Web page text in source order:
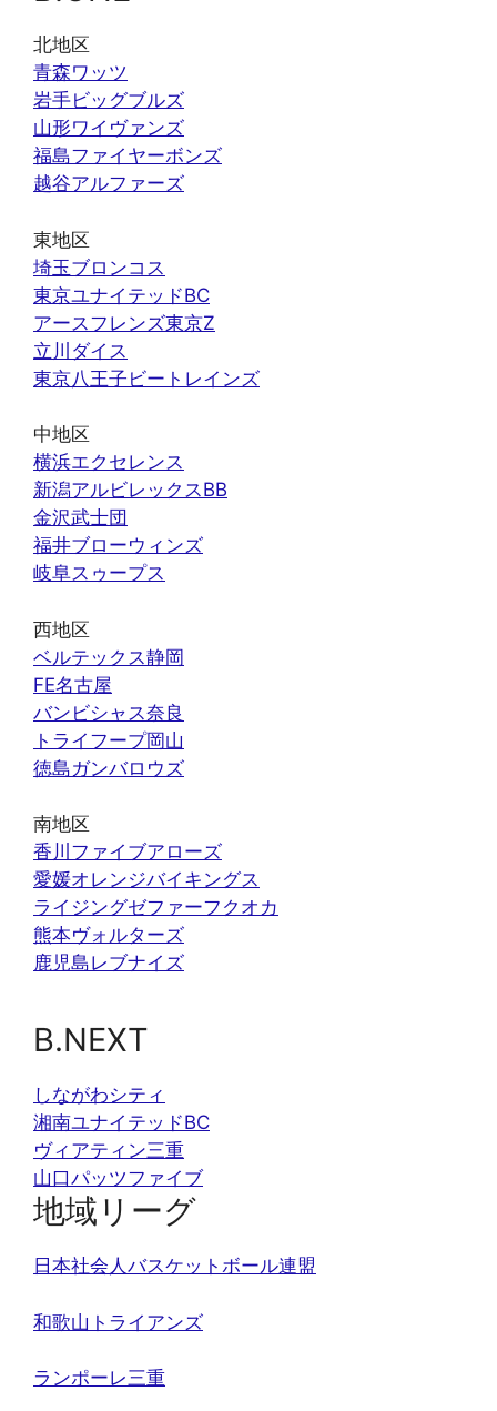
北地区
青森ワッツ
岩手ビッグブルズ
山形ワイヴァンズ
福島ファイヤーボンズ
越谷アルファーズ
東地区
埼玉ブロンコス
東京ユナイテッドBC
アースフレンズ東京Z
立川ダイス
東京八王子ビートレインズ
中地区
横浜エクセレンス
新潟アルビレックスBB
金沢武士団
福井ブローウィンズ
岐阜スゥープス
西地区
ベルテックス静岡
FE名古屋
バンビシャス奈良
トライフープ岡山
徳島ガンバロウズ
南地区
香川ファイブアローズ
愛媛オレンジバイキングス
ライジングゼファーフクオカ
熊本ヴォルターズ
鹿児島レブナイズ
B.NEXT
しながわシティ
湘南ユナイテッドBC
ヴィアティン三重
山口パッツファイブ
地域リーグ
日本社会人バスケットボール連盟
和歌山トライアンズ
ランポーレ三重